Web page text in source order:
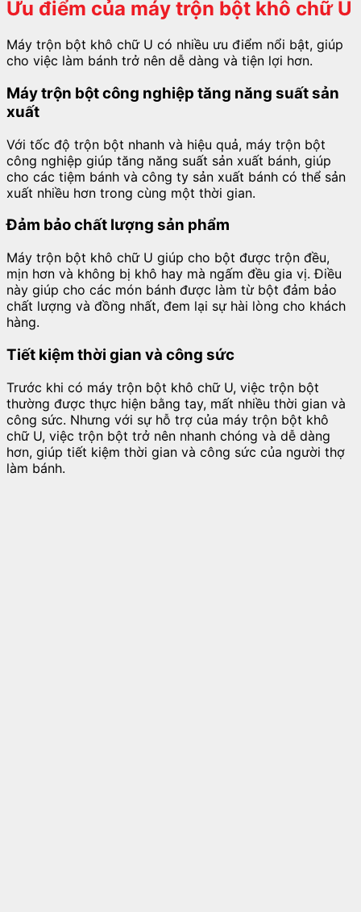
Ưu điểm của máy trộn bột khô chữ U
Máy trộn bột khô chữ U có nhiều ưu điểm nổi bật, giúp
cho việc làm bánh trở nên dễ dàng và tiện lợi hơn.
Máy trộn bột công nghiệp tăng năng suất sản
xuất
Với tốc độ trộn bột nhanh và hiệu quả, máy trộn bột
công nghiệp giúp tăng năng suất sản xuất bánh, giúp
cho các tiệm bánh và công ty sản xuất bánh có thể sản
xuất nhiều hơn trong cùng một thời gian.
Đảm bảo chất lượng sản phẩm
Máy trộn bột khô chữ U giúp cho bột được trộn đều,
mịn hơn và không bị khô hay mà ngấm đều gia vị. Điều
này giúp cho các món bánh được làm từ bột đảm bảo
chất lượng và đồng nhất, đem lại sự hài lòng cho khách
hàng.
Tiết kiệm thời gian và công sức
Trước khi có máy trộn bột khô chữ U, việc trộn bột
thường được thực hiện bằng tay, mất nhiều thời gian và
công sức. Nhưng với sự hỗ trợ của máy trộn bột khô
chữ U, việc trộn bột trở nên nhanh chóng và dễ dàng
hơn, giúp tiết kiệm thời gian và công sức của người thợ
làm bánh.